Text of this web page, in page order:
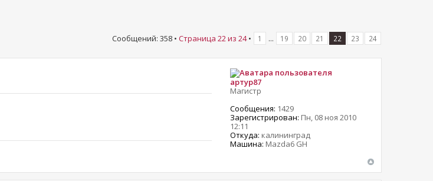
Сообщений: 358 • Страница 22 из 24• 1 ... 19 20 21 22 23 24
артур87
Магистр
Сообщения: 1429
Зарегистрирован: Пн, 08 ноя 2010
12:11
Откуда: калининград
Машина: Mazda6 GH